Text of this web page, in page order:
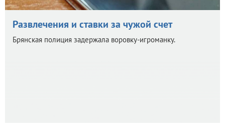
Развлечения и ставки за чужой счет
Брянская полиция задержала воровку-игроманку.